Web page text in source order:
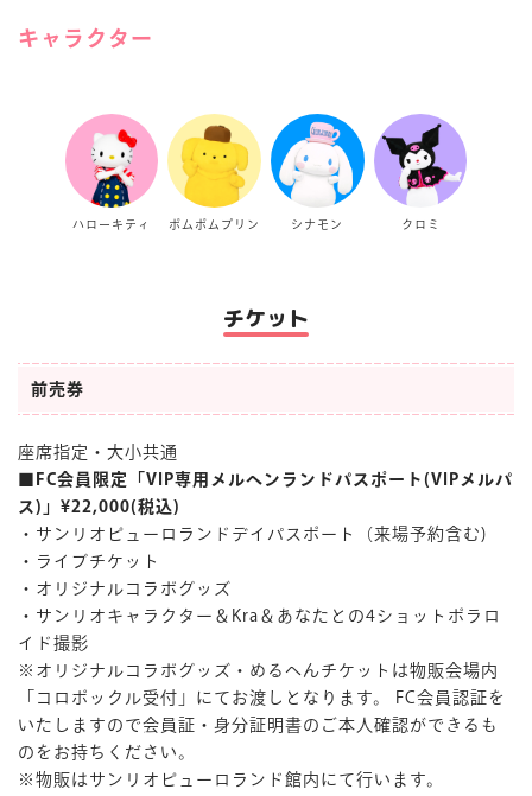
キャラクター
ハローキティ ポムポムプリン シナモン クロミ
チケット
前売券
座席指定・大小共通
■FC会員限定「VIP専用メルヘンランドパスポート(VIPメルパ
ス)」¥22,000(税込)
・サンリオピューロランドデイパスポート（来場予約含む)
・ライブチケット
・オリジナルコラボグッズ
・サンリオキャラクター＆Kra＆あなたとの4ショットポラロ
イド撮影
※オリジナルコラボグッズ・めるへんチケットは物販会場内
「コロポックル受付」にてお渡しとなります。 FC会員認証を
いたしますので会員証・身分証明書のご本人確認ができるも
のをお持ちください。
※物販はサンリオピューロランド館内にて行います。